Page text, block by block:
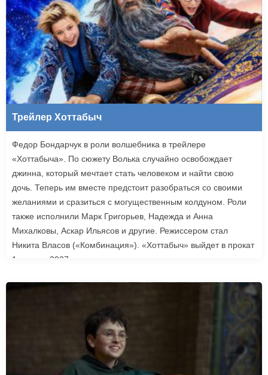
Трейлер Хоттабыч
Федор Бондарчук в роли волшебника в трейлере
«Хоттабыча». По сюжету Волька случайно освобождает
джинна, который мечтает стать человеком и найти свою
дочь. Теперь им вместе предстоит разобраться со своими
желаниями и сразиться с могущественным колдуном. Роли
также исполнили Марк Григорьев, Надежда и Анна
Михалковы, Аскар Ильясов и другие. Режиссером стал
Никита Власов («Комбинация»). «Хоттабыч» выйдет в прокат
1 января 2027 года.